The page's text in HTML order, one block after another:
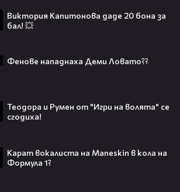
Виктория Капитонова даде 20 бона за
бал! 💥
Фенове нападнаха Деми Ловато??
Теодора и Румен от "Игри на волята" се
сгодиха!
Карат вокалиста на Maneskin в кола на
Формула 1?
🎬👀💥
Селена Гомес празнува рождения
Джон Сина сподели 4 неща, които
могат да съсипят всяко GenZ: